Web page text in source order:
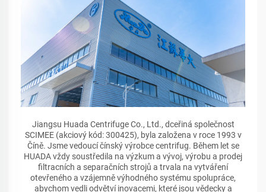
Jiangsu Huada Centrifuge Co., Ltd., dceřiná společnost
SCIMEE (akciový kód: 300425), byla založena v roce 1993 v
Číně. Jsme vedoucí čínský výrobce centrifug. Během let se
HUADA vždy soustředila na výzkum a vývoj, výrobu a prodej
filtracních a separačních strojů a trvala na vytváření
otevřeného a vzájemně výhodného systému spolupráce,
abychom vedli odvětví inovacemi, které jsou vědecky a